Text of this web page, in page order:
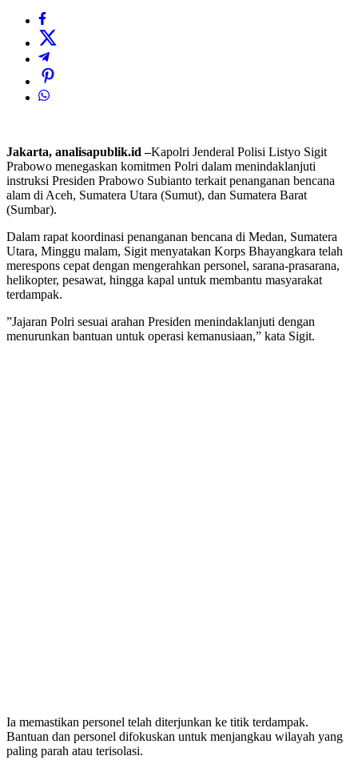
Jakarta, analisapublik.id –​Kapolri Jenderal Polisi Listyo Sigit
Prabowo menegaskan komitmen Polri dalam menindaklanjuti
instruksi Presiden Prabowo Subianto terkait penanganan bencana
alam di Aceh, Sumatera Utara (Sumut), dan Sumatera Barat
(Sumbar).
​Dalam rapat koordinasi penanganan bencana di Medan, Sumatera
Utara, Minggu malam, Sigit menyatakan Korps Bhayangkara telah
merespons cepat dengan mengerahkan personel, sarana-prasarana,
helikopter, pesawat, hingga kapal untuk membantu masyarakat
terdampak.
​”Jajaran Polri sesuai arahan Presiden menindaklanjuti dengan
menurunkan bantuan untuk operasi kemanusiaan,” kata Sigit.
​Ia memastikan personel telah diterjunkan ke titik terdampak.
Bantuan dan personel difokuskan untuk menjangkau wilayah yang
paling parah atau terisolasi.